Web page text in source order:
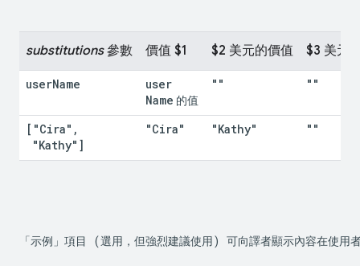
substitutions 參數 價值 $1 $2 美元的價值 $3 美元
userName
user
Name 的值
"" ""
["Cira" ,
"Kathy"]
"Cira" "Kathy" ""
「示例」項目 (選用，但強烈建議使用) 可向譯者顯示內容在使用